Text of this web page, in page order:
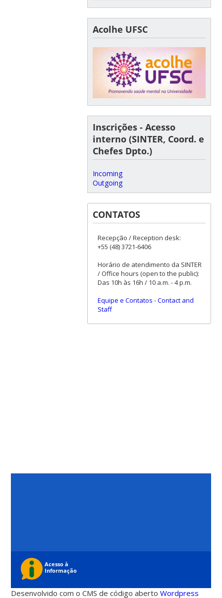
Acolhe UFSC
Inscrições - Acesso
interno (SINTER, Coord. e
Chefes Dpto.)
Incoming
Outgoing
CONTATOS
Recepção / Reception desk:
+55 (48) 3721-6406
Horário de atendimento da SINTER
/ Office hours (open to the public):
Das 10h às 16h / 10 a.m. - 4 p.m.
Equipe e Contatos -Contact and
Staff
Desenvolvido com o CMS de código abertoWordpress